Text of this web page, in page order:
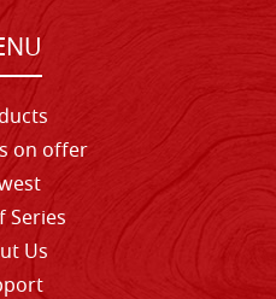
on offer
Series
Us